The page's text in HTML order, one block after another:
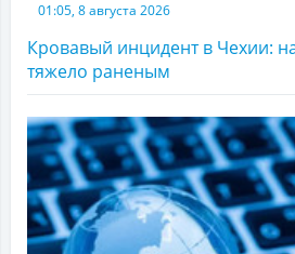
01:05, 8 августа 2026
Кровавый инцидент в Чехии:
тяжело раненым